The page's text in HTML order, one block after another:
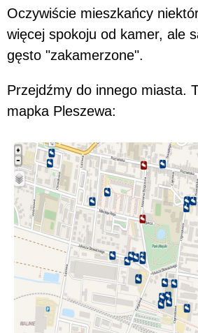
Oczywiście mieszkańcy
więcej spokoju od kamer, ale
gęsto "zakamerzone".
Przejdźmy do innego miasta.
mapka Pleszewa: